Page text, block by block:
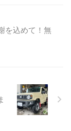
を込めて！無